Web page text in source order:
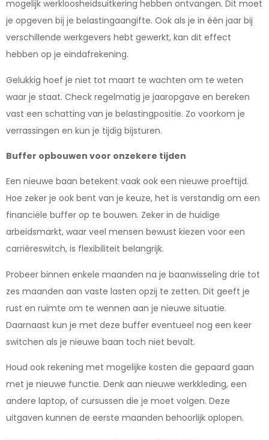
mogelijk werkloosheidsuitkering hebben ontvangen. Dit moet
je opgeven bij je belastingaangifte. Ook als je in één jaar bij
verschillende werkgevers hebt gewerkt, kan dit effect
hebben op je eindafrekening.
Gelukkig hoef je niet tot maart te wachten om te weten
waar je staat. Check regelmatig je jaaropgave en bereken
vast een schatting van je belastingpositie. Zo voorkom je
verrassingen en kun je tijdig bijsturen.
Buffer opbouwen voor onzekere tijden
Een nieuwe baan betekent vaak ook een nieuwe proeftijd.
Hoe zeker je ook bent van je keuze, het is verstandig om een
financiële buffer op te bouwen. Zeker in de huidige
arbeidsmarkt, waar veel mensen bewust kiezen voor een
carrièreswitch, is flexibiliteit belangrijk.
Probeer binnen enkele maanden na je baanwisseling drie tot
zes maanden aan vaste lasten opzij te zetten. Dit geeft je
rust en ruimte om te wennen aan je nieuwe situatie.
Daarnaast kun je met deze buffer eventueel nog een keer
switchen als je nieuwe baan toch niet bevalt.
Houd ook rekening met mogelijke kosten die gepaard gaan
met je nieuwe functie. Denk aan nieuwe werkkleding, een
andere laptop, of cursussen die je moet volgen. Deze
uitgaven kunnen de eerste maanden behoorlijk oplopen.